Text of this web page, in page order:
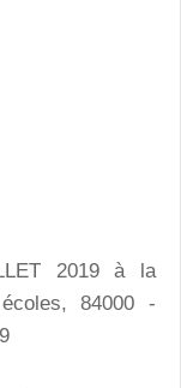
2019 à la
84000 -